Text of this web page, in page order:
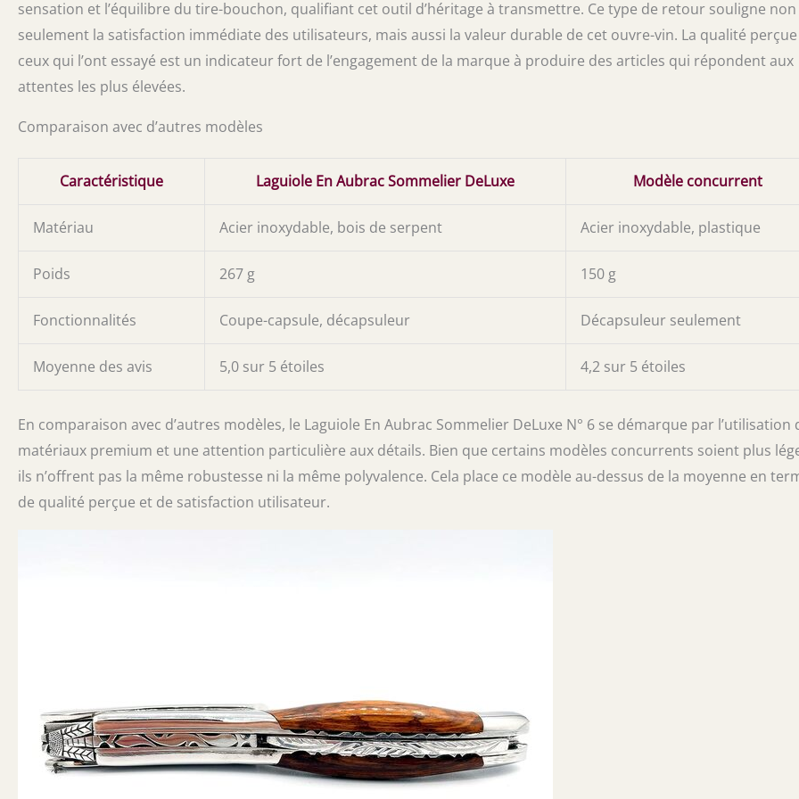
sensation et l’équilibre du tire-bouchon, qualifiant cet outil d’héritage à transmettre. Ce type de retour souligne non
seulement la satisfaction immédiate des utilisateurs, mais aussi la valeur durable de cet ouvre-vin. La qualité
ceux qui l’ont essayé est un indicateur fort de l’engagement de la marque à produire des articles qui répondent aux
attentes les plus élevées.
Comparaison avec d’autres modèles
Caractéristique Laguiole En Aubrac Sommelier DeLuxe Modèle concurrent
Matériau Acier inoxydable, bois de serpent Acier inoxydable, plastique
Poids 267 g 150 g
Fonctionnalités Coupe-capsule, décapsuleur Décapsuleur seulement
Moyenne des avis 5,0 sur 5 étoiles 4,2 sur 5 étoiles
En comparaison avec d’autres modèles, le Laguiole En Aubrac Sommelier DeLuxe N° 6 se démarque par l’utilisation
matériaux premium et une attention particulière aux détails. Bien que certains modèles concurrents soient plus
ils n’offrent pas la même robustesse ni la même polyvalence. Cela place ce modèle au-dessus de la moyenne en
de qualité perçue et de satisfaction utilisateur.